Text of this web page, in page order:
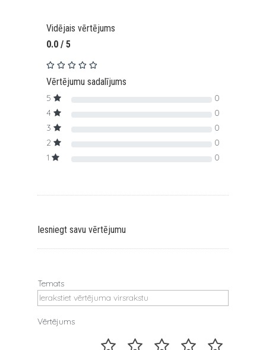
Vidējais vērtējums
0.0 / 5
Vērtējumu sadalījums
5
0
4
0
3
0
2
0
1
0
Iesniegt savu vērtējumu
Temats
Vērtējums